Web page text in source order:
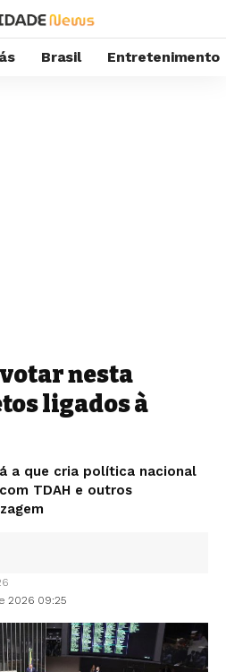
Brasil Entretenimento
nesta
ligados à
a que cria política nacional
TDAH e outros
2026 09:25